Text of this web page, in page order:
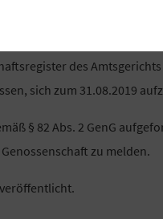
des
sich zum 31.08.2019
§ 82 Abs. 2 GenG
zu melden.